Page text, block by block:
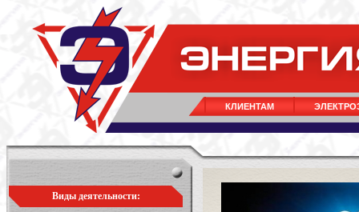
КЛИЕНТАМ
Виды деятельности: